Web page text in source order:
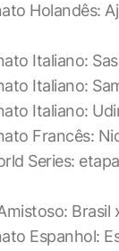
Holandês:
Italiano:
Italiano:
Italiano:
Francês:
Series:
Brasil
Espanhol: